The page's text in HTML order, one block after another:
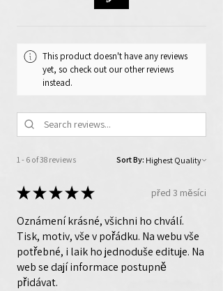
This product doesn't have any reviews
yet, so check out our other reviews
instead.
1 - 6 of 38 reviews Sort By:
★★★★★ před 3 měsíci
Oznámení krásné, všichni ho chválí.
Tisk, motiv, vše v pořádku. Na webu vše
potřebné, i laik ho jednoduše edituje. Na
web se dají informace postupně
přidávat.